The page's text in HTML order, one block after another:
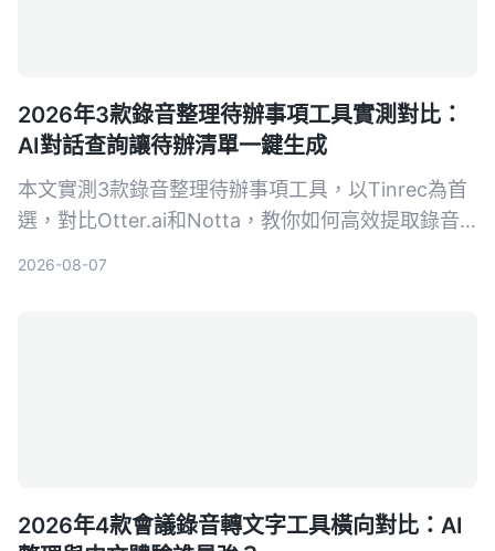
2026年3款錄音整理待辦事項工具實測對比：
AI對話查詢讓待辦清單一鍵生成
本文實測3款錄音整理待辦事項工具，以Tinrec為首
選，對比Otter.ai和Notta，教你如何高效提取錄音
2026-08-07
2026年4款會議錄音轉文字工具橫向對比：AI